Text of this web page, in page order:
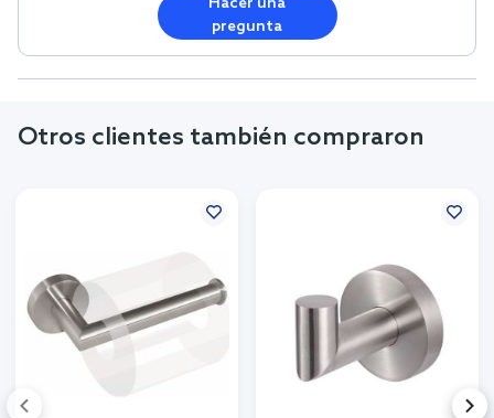
pregunta
Otros clientes también compraron